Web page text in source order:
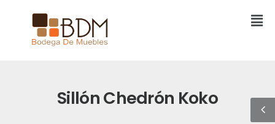
Sillón Chedrón Koko